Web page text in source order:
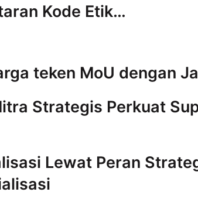
Kode Etik…
teken MoU dengan
Strategis Perkuat
Lewat Peran